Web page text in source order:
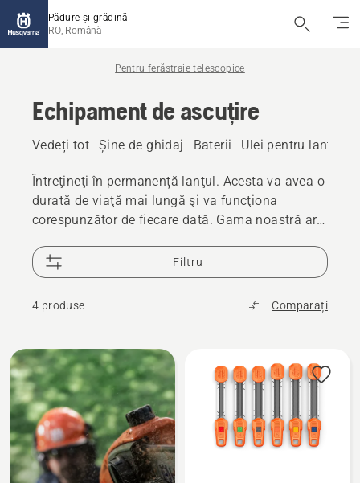
Pădure și grădină
RO, Română
Pentru ferăstraie telescopice
Echipament de ascuțire
Vedeți tot Șine de ghidaj Baterii Ulei pentru lanțuri
Întreţineţi în permanență lanţul. Acesta va avea o
durată de viaţă mai lungă şi va funcţiona
corespunzător de fiecare dată. Gama noastră are
Filtru
4 produse Comparați
Toate
produsele